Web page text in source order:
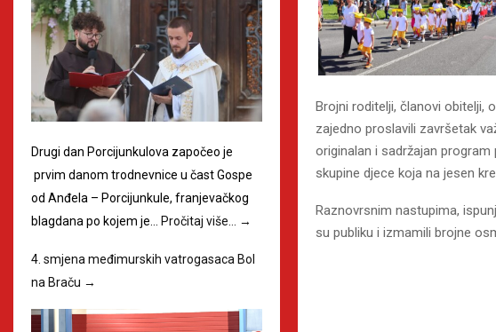
Brojni roditelji, članovi obitelji,
zajedno proslavili završetak
originalan i sadržajan program
skupine djece koja na jesen
Raznovrsnim nastupima,
su publiku i izmamili brojne
Drugi dan Porcijunkulova započeo je
prvim danom trodnevnice u čast Gospe
od Anđela – Porcijunkule, franjevačkog
blagdana po kojem je…
Pročitaj više… →
4. smjena međimurskih vatrogasaca Bol
na Braču →